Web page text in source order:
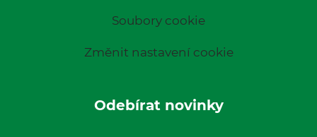
Soubory cookie
Změnit nastavení cookie
Odebírat novinky